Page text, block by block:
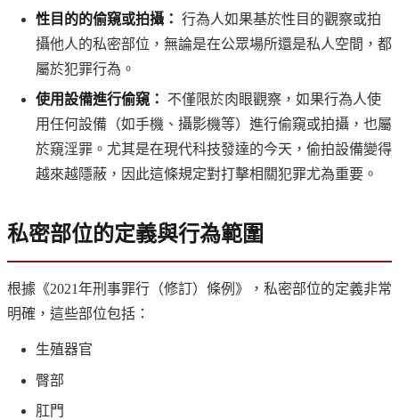
性目的的偷窺或拍攝： 行為人如果基於性目的觀察或拍
攝他人的私密部位，無論是在公眾場所還是私人空間，都
屬於犯罪行為。
使用設備進行偷窺：
不僅限於肉眼觀察，如果行為人使
用任何設備（如手機、攝影機等）進行偷窺或拍攝，也屬
於窺淫罪。尤其是在現代科技發達的今天，偷拍設備變得
越來越隱蔽，因此這條規定對打擊相關犯罪尤為重要。
私密部位的定義與行為範圍
根據《2021年刑事罪行（修訂）條例》，私密部位的定義非常
明確，這些部位包括：
生殖器官
臀部
肛門